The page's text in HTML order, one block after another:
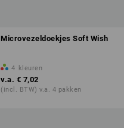
Microvezeldoekjes Soft Wish
4 kleuren
v.a. € 7,02
(incl. BTW) v.a. 4 pakken